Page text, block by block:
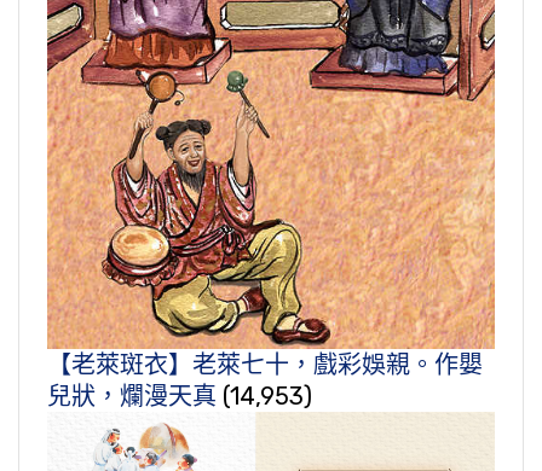
【老萊斑衣】老萊七十，戲彩娛親。作嬰
兒狀，爛漫天真 (14,953)